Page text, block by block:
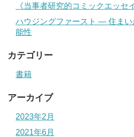
《当事者研究的コミックエッセ
ハウジングファースト ― 住ま
能性
カテゴリー
書籍
アーカイブ
2023年2月
2021年6月